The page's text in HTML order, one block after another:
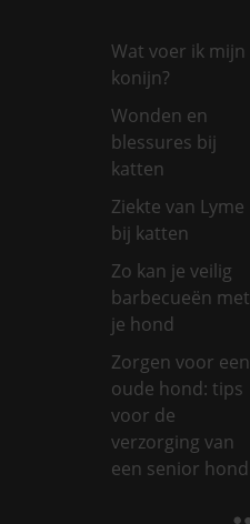
Wat voer ik mijn
konijn?
Wonden en
blessures bij
katten
Ziekte van Lyme
bij katten
Zo kan je veilig
barbecueën met
je hond
Zorgen voor een
oude hond: tips
voor de
verzorging van
een senior hond